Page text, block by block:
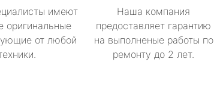
имеют
оригинальные
от любой
Наша компания
предоставляет гарантию
на выполненые работы по
ремонту до 2 лет.